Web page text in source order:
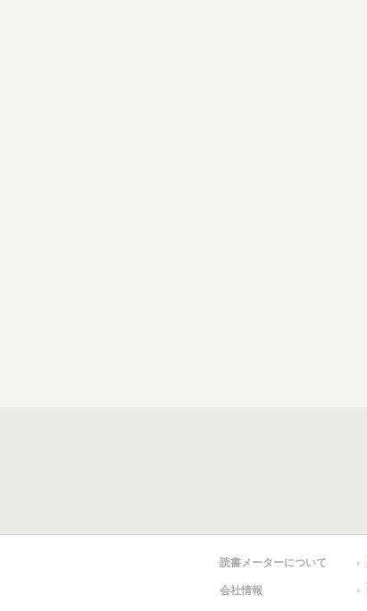
読書メーターについて
会社情報